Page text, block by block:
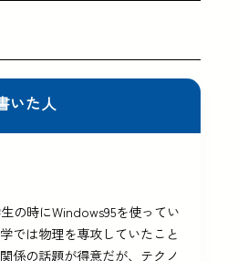
いた人
の時にWindows95を使ってい
では物理を専攻していたこと
係の話題が得意だが、テクノ